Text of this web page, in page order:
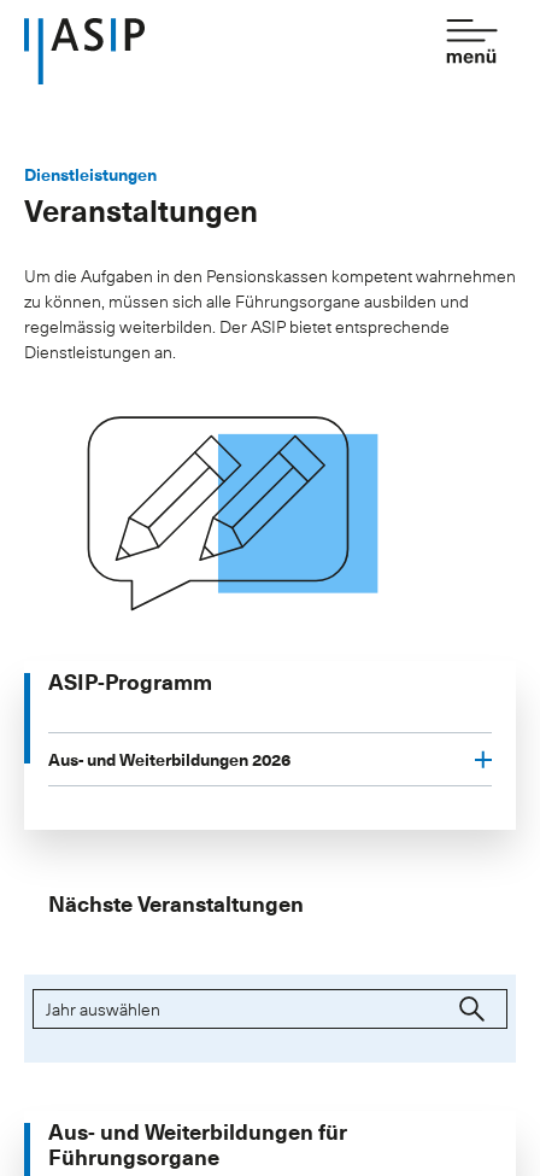
Kontakt de fr
Verband
Dienstleistungen
Mitgliedschaft
Wissen
Newsroom
Dienstleistungen
Veranstaltungen
Um die Aufgaben in den Pensionskassen kompetent wahrnehmen
zu können, müssen sich alle Führungsorgane ausbilden und
regelmässig weiterbilden. Der ASIP bietet entsprechende
Dienstleistungen an.
ASIP-Programm
Aus- und Weiterbildungen 2026
Nächste Veranstaltungen
Aus- und Weiterbildungen für
Führungsorgane